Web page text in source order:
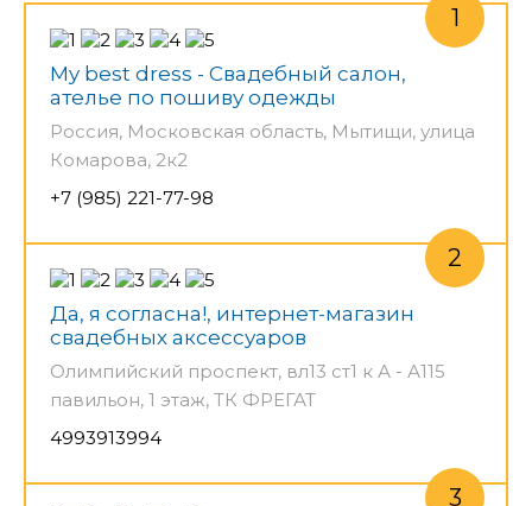
My best dress - Свадебный салон,
ателье по пошиву одежды
Россия, Московская область, Мытищи, улица
Комарова, 2к2
+7 (985) 221-77-98
Да, я согласна!, интернет-магазин
свадебных аксессуаров
Олимпийский проспект, вл13 ст1 к А - А115
павильон, 1 этаж, ТК ФРЕГАТ
4993913994